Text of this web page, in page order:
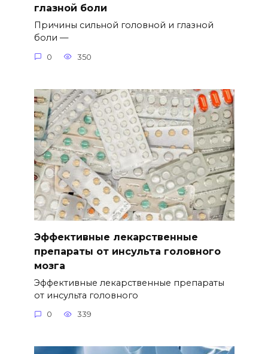
глазной боли
Причины сильной головной и глазной
боли —
0 350
Эффективные лекарственные
препараты от инсульта головного
мозга
Эффективные лекарственные препараты
от инсульта головного
0 339